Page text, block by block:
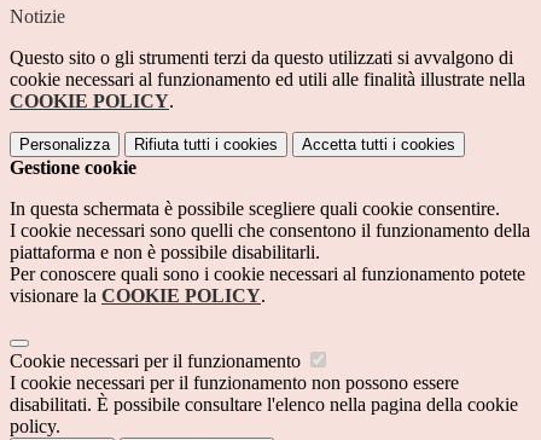
Notizie
Questo sito o gli strumenti terzi da questo utilizzati si avvalgono di
cookie necessari al funzionamento ed utili alle finalità illustrate nella
COOKIE POLICY.
Personalizza Rifiuta tutti i cookies Accetta tutti i cookies
Gestione cookie
In questa schermata è possibile scegliere quali cookie consentire.
I cookie necessari sono quelli che consentono il funzionamento della
piattaforma e non è possibile disabilitarli.
Per conoscere quali sono i cookie necessari al funzionamento potete
visionare la COOKIE POLICY.
Cookie necessari per il funzionamento
I cookie necessari per il funzionamento non possono essere
disabilitati. È possibile consultare l'elenco nella pagina della cookie
policy.